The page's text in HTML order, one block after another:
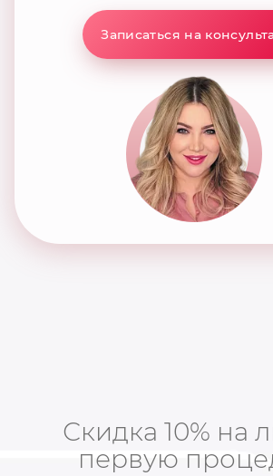
Записаться на
Скидка 10% на
первую